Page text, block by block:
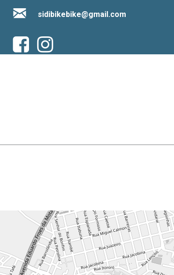
sidibikebike@gmail.com